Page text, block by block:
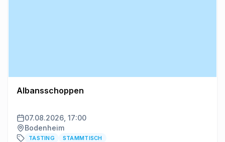
Albansschoppen
07.08.2026, 17:00
Bodenheim
TASTING STAMMTISCH